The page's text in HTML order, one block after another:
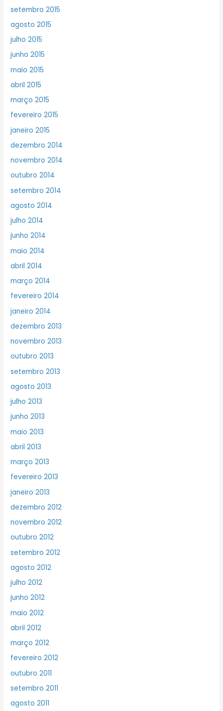
setembro 2015
agosto 2015
julho 2015
junho 2015
maio 2015
abril 2015
março 2015
fevereiro 2015
janeiro 2015
dezembro 2014
novembro 2014
outubro 2014
setembro 2014
agosto 2014
julho 2014
junho 2014
maio 2014
abril 2014
março 2014
fevereiro 2014
janeiro 2014
dezembro 2013
novembro 2013
outubro 2013
setembro 2013
agosto 2013
julho 2013
junho 2013
maio 2013
abril 2013
março 2013
fevereiro 2013
janeiro 2013
dezembro 2012
novembro 2012
outubro 2012
setembro 2012
agosto 2012
julho 2012
junho 2012
maio 2012
abril 2012
março 2012
fevereiro 2012
outubro 2011
setembro 2011
agosto 2011